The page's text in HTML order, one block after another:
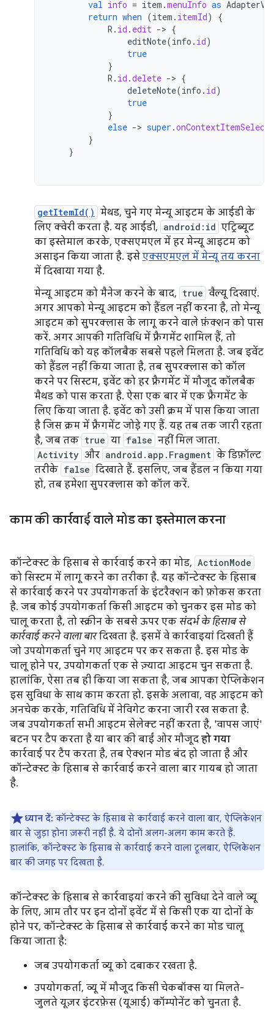
val info = item .menuInfo as
return when (item . itemId)
{
R . id . edit -> {
editNote(info . id)
true
}
R . id .delete -> {
deleteNote(info . id)
true
}
else -> super .
}
}
getItemId() मेथड, चुने गए मेन्यू आइटम के आईडी के
लिए क्वेरी करता है. यह आईडी, android:id एट्रिब्यूट
का इस्तेमाल करके, एक्सएमएल में हर मेन्यू आइटम को
असाइन किया जाता है. इसे एक्सएमएल में मेन्यू तय करना
में दिखाया गया है.
मेन्यू आइटम को मैनेज करने के बाद, true वैल्यू दिखाएं.
अगर आपको मेन्यू आइटम को हैंडल नहीं करना है, तो मेन्यू
आइटम को सुपरक्लास के लागू करने वाले फ़ंक्शन को पास
करें. अगर आपकी गतिविधि में फ़्रैगमेंट शामिल हैं, तो
गतिविधि को यह कॉलबैक सबसे पहले मिलता है. जब इवेंट
को हैंडल नहीं किया जाता है, तब सुपरक्लास को कॉल
करने पर सिस्टम, इवेंट को हर फ़्रैगमेंट में मौजूद कॉलबैक
मैथड को पास करता है. ऐसा एक बार में एक फ़्रैगमेंट के
लिए किया जाता है. इवेंट को उसी क्रम में पास किया जाता
है जिस क्रम में फ़्रैगमेंट जोड़े गए हैं. यह तब तक जारी रहता
है, जब तक true या false नहीं मिल जाता.
Activity और android.app.Fragment के डिफ़ॉल्ट
तरीके false दिखाते हैं. इसलिए, जब हैंडल न किया गया
हो, तब हमेशा सुपरक्लास को कॉल करें.
काम की कार्रवाई वाले मोड का इस्तेमाल करना
कॉन्टेक्स्ट के हिसाब से कार्रवाई करने का मोड, ActionMode
को सिस्टम में लागू करने का तरीका है. यह कॉन्टेक्स्ट के हिसाब
से कार्रवाई करने पर उपयोगकर्ता के इंटरैक्शन को फ़ोकस करता
है. जब कोई उपयोगकर्ता किसी आइटम को चुनकर इस मोड को
चालू करता है, तो स्क्रीन के सबसे ऊपर एक संदर्भ के हिसाब से
कार्रवाई करने वाला बारदिखता है. इसमें वे कार्रवाइयां दिखती हैं
जो उपयोगकर्ता चुने गए आइटम पर कर सकता है. इस मोड के
चालू होने पर, उपयोगकर्ता एक से ज़्यादा आइटम चुन सकता है.
हालांकि, ऐसा तब ही किया जा सकता है, जब आपका ऐप्लिकेशन
इस सुविधा के साथ काम करता हो. इसके अलावा, वह आइटम को
अनचेक करके, गतिविधि में नेविगेट करना जारी रख सकता है.
जब उपयोगकर्ता सभी आइटम सेलेक्ट नहीं करता है, 'वापस जाएं'
बटन पर टैप करता है या बार की बाईं ओर मौजूद हो गया
कार्रवाई पर टैप करता है, तब ऐक्शन मोड बंद हो जाता है और
कॉन्टेक्स्ट के हिसाब से कार्रवाई करने वाला बार गायब हो जाता
है.
ध्यान दें: कॉन्टेक्स्ट के हिसाब से कार्रवाई करने वाला बार, ऐप्लिकेशन
बार से जुड़ा होना ज़रूरी नहीं है. ये दोनों अलग-अलग काम करते हैं.
हालांकि, कॉन्टेक्स्ट के हिसाब से कार्रवाई करने वाला टूलबार, ऐप्लिकेशन
बार की जगह पर दिखता है.
कॉन्टेक्स्ट के हिसाब से कार्रवाइयां करने की सुविधा देने वाले व्यू
के लिए, आम तौर पर इन दोनों इवेंट में से किसी एक या दोनों के
होने पर, कॉन्टेक्स्ट के हिसाब से कार्रवाई करने का मोड चालू
किया जाता है:
जब उपयोगकर्ता व्यू को दबाकर रखता है.
उपयोगकर्ता, व्यू में मौजूद किसी चेकबॉक्स या मिलते-
जुलते यूज़र इंटरफ़ेस (यूआई) कॉम्पोनेंट को चुनता है.